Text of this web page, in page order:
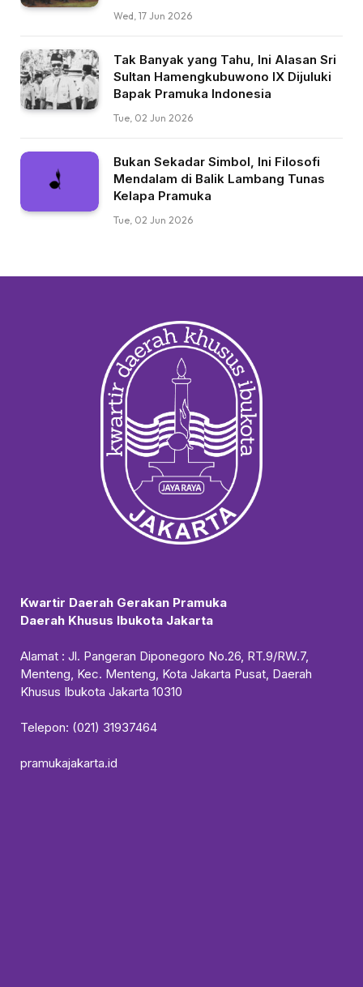
Wed, 17 Jun 2026
Tak Banyak yang Tahu, Ini Alasan Sri
Sultan Hamengkubuwono IX Dijuluki
Bapak Pramuka Indonesia
Tue, 02 Jun 2026
Bukan Sekadar Simbol, Ini Filosofi
Mendalam di Balik Lambang Tunas
Kelapa Pramuka
Tue, 02 Jun 2026
Kwartir Daerah Gerakan Pramuka
Daerah Khusus Ibukota Jakarta
Alamat : Jl. Pangeran Diponegoro No.26, RT.9/RW.7,
Menteng, Kec. Menteng, Kota Jakarta Pusat, Daerah
Khusus Ibukota Jakarta 10310
Telepon: (021) 31937464
pramukajakarta.id